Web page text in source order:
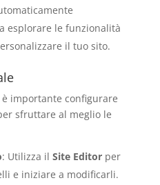
esplorare le funzionalità
il tuo sito.
è importante configurare
sfruttare al meglio le
: Utilizza il Site Editorper
e iniziare a modificarli.